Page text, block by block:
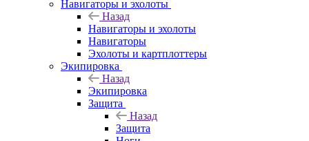
Навигаторы и эхолоты
Назад
Навигаторы и эхолоты
Навигаторы
Эхолоты и картплоттеры
Экипировка
Назад
Экипировка
Защита
Назад
Защита